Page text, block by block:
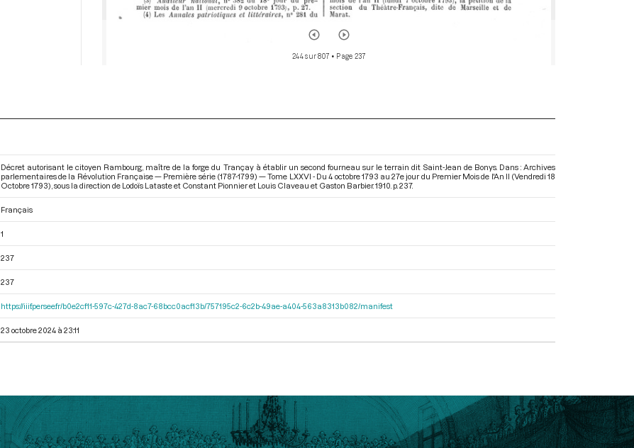
244 sur 807 • Page 237
Décret autorisant le citoyen Rambourg, maître de la forge du Trançay à établir un second fourneau sur le terrain dit Saint-Jean de Bonys. Dans : Archives
parlementaires de la Révolution Française — Première série (1787-1799) — Tome LXXVI - Du 4 octobre 1793 au 27e jour du Premier Mois de l'An II (Vendredi 18
Octobre 1793) , sous la direction de Lodoïs Lataste et Constant Pionnier et Louis Claveau et Gaston Barbier. 1910. p. 237.
Français
1
237
237
https://iiif.persee.fr/b0e2cf11-597c-427d-8ac7-68bcc0acf13b/757195c2-6c2b-49ae-a404-563a8313b082/manifest
23 octobre 2024 à 23:11